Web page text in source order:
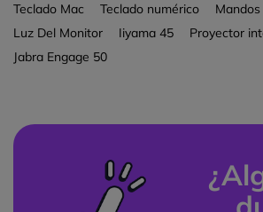
Teclado Mac
Teclado numérico
Luz Del Monitor
Iiyama 45
Proyector
Jabra Engage 50